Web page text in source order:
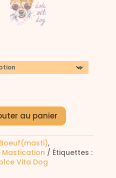
au panier
A
l
t
e
Boeuf(masti),
Mastication
Étiquettes :
Vita Dog